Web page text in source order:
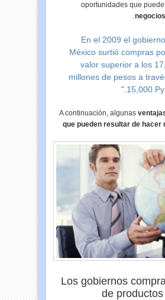
oportunidades que
.
"En el 2009 el
México surtió compras
valor superior a los
millones de pesos a
15,000
A continuación, algunas
que pueden resultar de hacer
Los gobiernos
de